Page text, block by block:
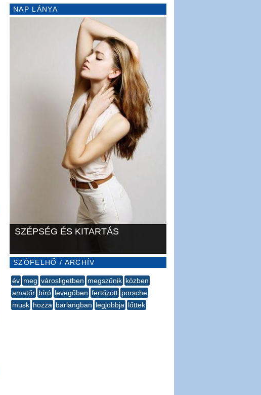
NAP LÁNYA
SZÉPSÉG ÉS KITARTÁS
SZÓFELHŐ / ARCHÍV
év meg városligetben megszűnik közben
amatőr bíró levegőben fertőzött porsche
musk hozza barlangban legjobbja lőttek